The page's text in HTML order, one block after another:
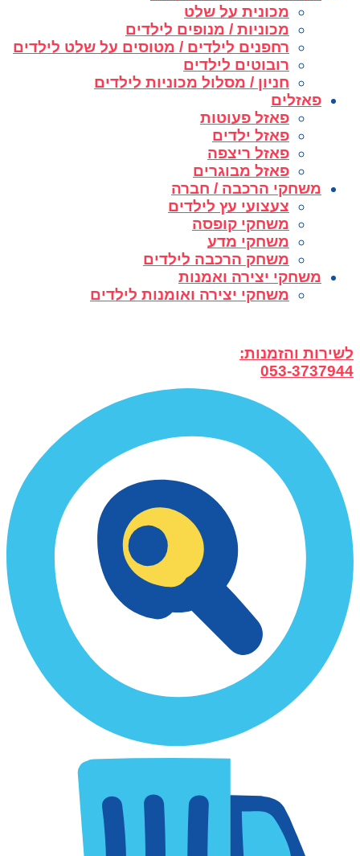
מכונית על שלט
מכוניות / מנופים לילדים
רחפנים לילדים / מטוסים על שלט לילדים
רובוטים לילדים
חניון / מסלול מכוניות לילדים
פאזלים
פאזל פעוטות
פאזל ילדים
פאזל ריצפה
פאזל מבוגרים
משחקי הרכבה / חברה
צעצועי עץ לילדים
משחקי קופסה
משחקי מדע
משחק הרכבה לילדים
משחקי יצירה ואמנות
משחקי יצירה ואומנות לילדים
לשירות והזמנות:
053-3737944